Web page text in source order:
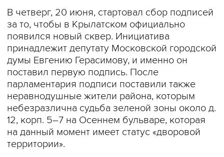
В четверг, 20 июня, стартовал сбор подписей
за то, чтобы в Крылатском официально
появился новый сквер. Инициатива
принадлежит депутату Московской городской
думы Евгению Герасимову, и именно он
поставил первую подпись. После
парламентария подписи поставили также
неравнодушные жители района, которым
небезразлична судьба зеленой зоны около д.
12, корп. 5–7 на Осеннем бульваре, которая
на данный момент имеет статус «дворовой
территории».